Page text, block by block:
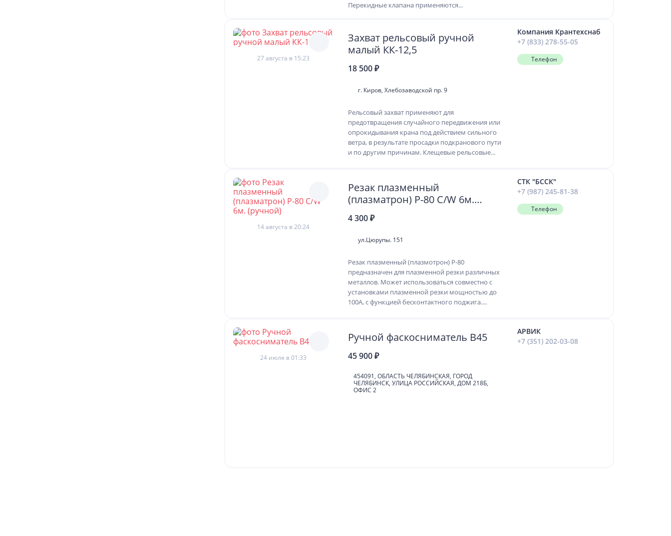
Перекидные клапана применяются...
27 августа в 15:23
Захват рельсовый ручной
малый КК-12,5
18 500 ₽
г. Киров, Хлебозаводской пр. 9
Рельсовый захват применяют для
предотвращения случайного передвижения или
опрокидывания крана под действием сильного
ветра, в результате просадки подкранового пути
и по другим причинам. Клещевые рельсовые...
Компания Крантехснаб
+7 (833) 278-55-05
Телефон
14 августа в 20:24
Резак плазменный
(плазматрон) Р-80 C/W 6м.
(ручной)
4 300 ₽
ул.Цюрупы. 151
Резак плазменный (плазмотрон) P-80
предназначен для плазменной резки различных
металлов. Может использоваться совместно с
установками плазменной резки мощностью до
100А, с функцией бесконтактного поджига....
СТК "БССК"
+7 (987) 245-81-38
Телефон
24 июля в 01:33
Ручной фаскосниматель B45
45 900 ₽
454091, ОБЛАСТЬ ЧЕЛЯБИНСКАЯ, ГОРОД
ЧЕЛЯБИНСК, УЛИЦА РОССИЙСКАЯ, ДОМ 218Б,
ОФИС 2
АРВИК
+7 (351) 202-03-08